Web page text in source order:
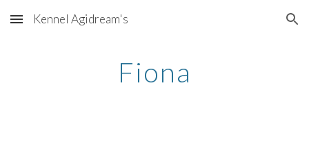
Skip to main content Skip to navigation
Kennel Agidream's
Fiona